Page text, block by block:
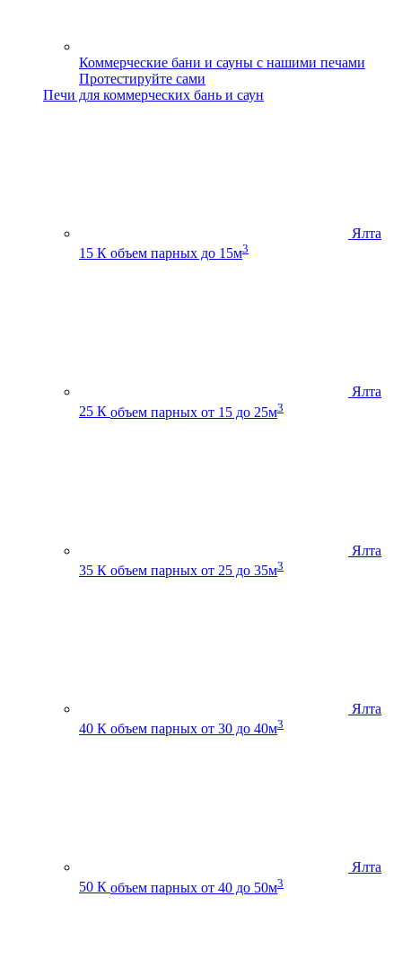
Коммерческие бани и сауны с нашими печами
Протестируйте сами
Печи для коммерческих бань и саун
Ялта
15 К объем парных до 15м3
Ялта
25 К объем парных от 15 до 25м3
Ялта
35 К объем парных от 25 до 35м3
Ялта
40 К объем парных от 30 до 40м3
Ялта
50 К объем парных от 40 до 50м3